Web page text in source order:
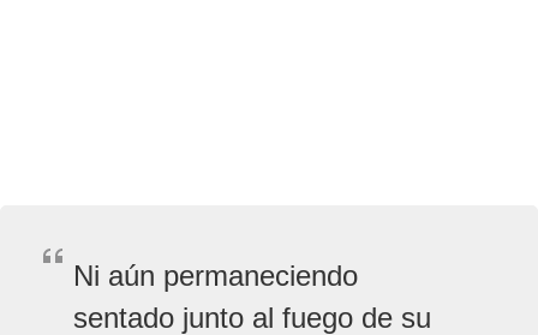
Ni aún permaneciendo
sentado junto al fuego de su